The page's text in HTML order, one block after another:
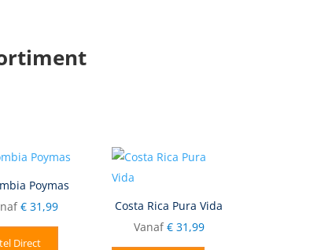
Poymas
€31,99
Direct
Costa Rica Pura Vida
Vanaf €31,99